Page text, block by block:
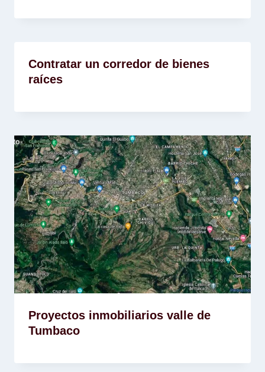
Contratar un corredor de bienes
raíces
Proyectos inmobiliarios valle de
Tumbaco